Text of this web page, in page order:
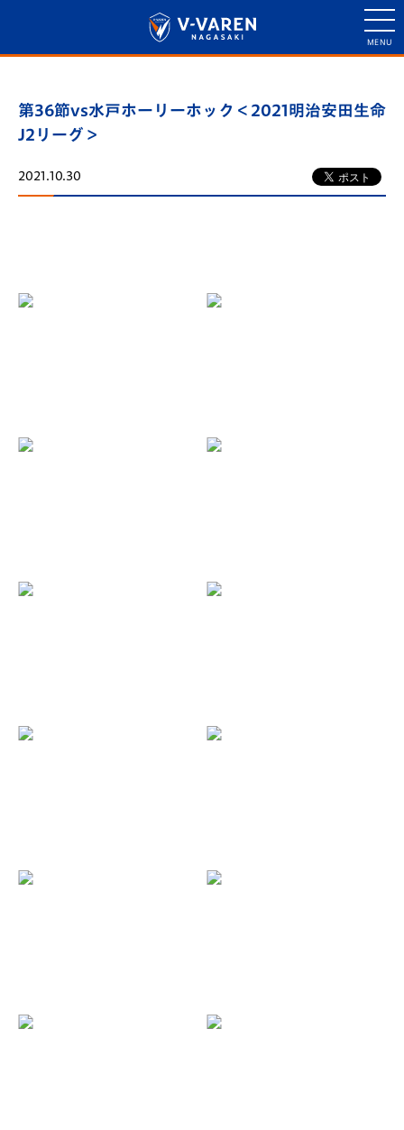
第36節vs水戸ホーリーホック＜2021明治安田生命
J2リーグ＞
2021.10.30